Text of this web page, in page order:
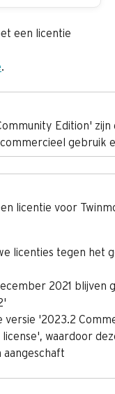
een licentie
.
Edition'
gebruik
licentie voor
licenties tegen het
2021
versie '2023.2
waardoor